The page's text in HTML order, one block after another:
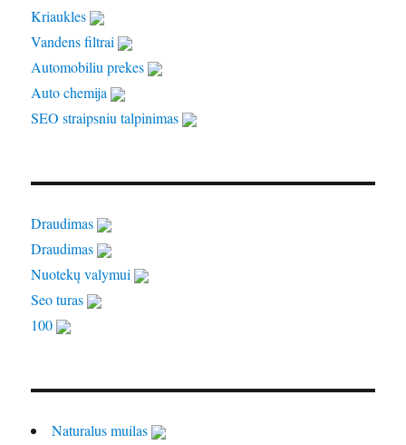
Kriaukles
Vandens filtrai
Automobiliu prekes
Auto chemija
SEO straipsniu talpinimas
Draudimas
Draudimas
Nuotekų valymui
Seo turas
100
Naturalus muilas